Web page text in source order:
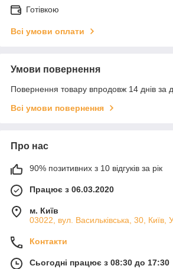
Готівкою
Всі умови оплати
Умови повернення
Повернення товару впродовж 14 днів за
Всі умови повернення
Про нас
90% позитивних з 10 відгуків за рік
Працює з 06.03.2020
м. Київ
03022, вул. Васильківська, 30, Київ,
Контакти
Сьогодні працює з 08:30 до 17:30